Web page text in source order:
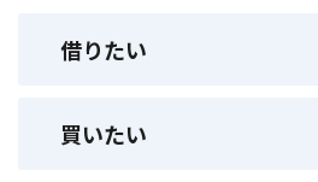
借りたい
買いたい